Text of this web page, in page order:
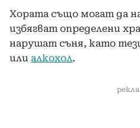
Хората също могат да
избягват определени
нарушат съня, като
или алкохол.